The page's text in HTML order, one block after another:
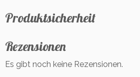
r
ß)
e
Produktsicherheit
Rezensionen
Es gibt noch keine Rezensionen.